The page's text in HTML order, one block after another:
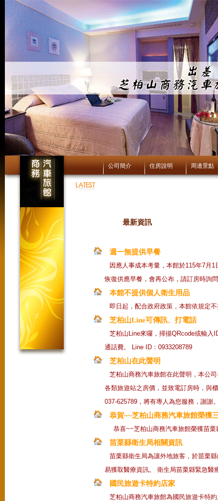
公司簡介 住房說明 周邊景點
最新資訊
週一無提供早餐
因應人事成本考量，本館於115年7月
恢復供應早餐，會再公布，請訂房時詢
本館不提供個人衛生用品
即日起，配合政府政策，本館依規定
芝柏山Line可傳訊、打電話
芝柏山Line來囉，掃描QRcode或輸入
通話費。 Line ID：0933208789
芝柏山在此聲明
芝柏山商務汽車旅館在此聲明，本公
各類旅遊站之房價，並致電訂房時，與
037-625789，將有專人為您服務，謝謝
恭賀~~芝柏山商務汽車旅館榮獲
恭喜~~芝柏山商務汽車旅館榮獲苗
苗栗縣衛生局相關資訊
苗栗縣衛生局為讓外地旅客，於苗栗
易獲取醫療資訊。 衛生局苗栗縣緊急醫
國民旅遊卡特約店家
芝柏山商務汽車旅館為國民旅遊卡特